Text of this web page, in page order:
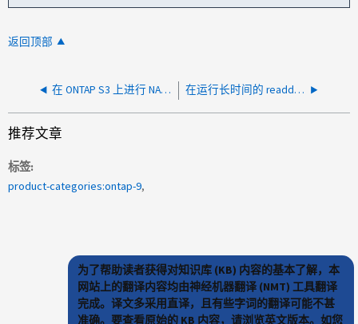
返回顶部
在 ONTAP S3 上进行 NAS 到 S3 Bucket 数据迁移期间的吞吐量下降 在运行长时间的 readdir 请求时，遍历大型稀疏目录的速度非常慢
推荐文章
标签
product-categories:ontap-9
为了帮助读者获得对知识库 (KB) 内容的基本了解，本
网站上的翻译内容均由神经机器翻译 (NMT) 工具翻译
完成。译文多采用直译，且有些字词的翻译可能不甚
准确。要查看原始的 KB 内容，请浏览英文版本。如您